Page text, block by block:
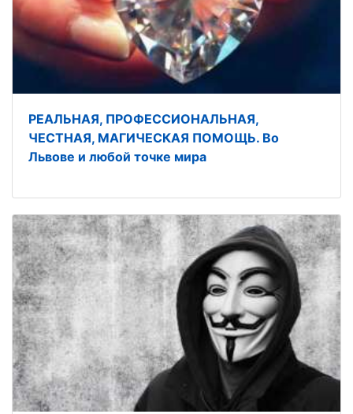
РЕАЛЬНАЯ, ПРОФЕССИОНАЛЬНАЯ,
ЧЕСТНАЯ, МАГИЧЕСКАЯ ПОМОЩЬ. Во
Львове и любой точке мира